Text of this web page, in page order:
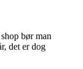
bør man
det er dog